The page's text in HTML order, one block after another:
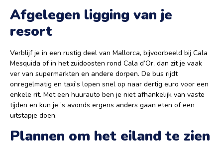
Afgelegen ligging van je
resort
Verblijf je in een rustig deel van Mallorca, bijvoorbeeld bij Cala
Mesquida of in het zuidoosten rond Cala d’Or, dan zit je vaak
ver van supermarkten en andere dorpen. De bus rijdt
onregelmatig en taxi’s lopen snel op naar dertig euro voor een
enkele rit. Met een huurauto ben je niet afhankelijk van vaste
tijden en kun je ’s avonds ergens anders gaan eten of een
uitstapje doen.
Plannen om het eiland te zien